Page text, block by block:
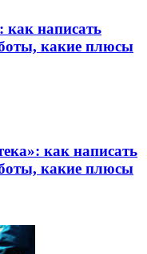
написать
какие плюсы
как написать
какие плюсы